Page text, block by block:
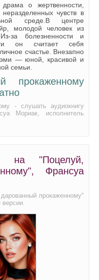
о жертвенности,
чувств в
среде.В центре
молодой человек из
за болезненности и
он считает себя
счастье. Внезапно
— юной, красивой и
семьи.
прокаженному
- слушать аудиокнигу
Мориак, исполнитель
на "Поцелуй,
Франсуа
прокаженному"